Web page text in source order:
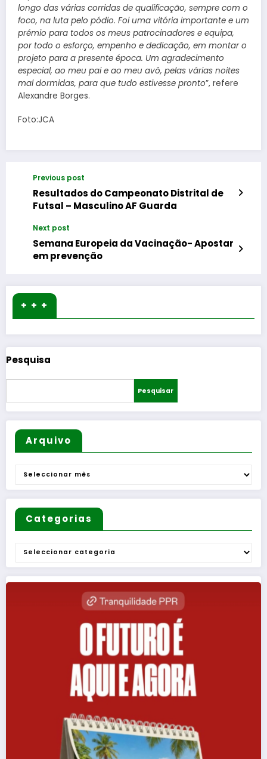
longo das várias corridas de qualificação, sempre com o
foco, na luta pelo pódio. Foi uma vitória importante e um
prémio para todos os meus patrocinadores e equipa,
por todo o esforço, empenho e dedicação, em montar o
projeto para a presente época. Um agradecimento
especial, ao meu pai e ao meu avô, pelas várias noites
mal dormidas, para que tudo estivesse pronto”, refere
Alexandre Borges.
Foto:JCA
Previous post
Resultados do Campeonato Distrital de
Futsal – Masculino AF Guarda
Next post
Semana Europeia da Vacinação- Apostar
em prevenção
+ + +
Pesquisa
Pesquisar
Arquivo
Arquivo
Categorias
Categorias